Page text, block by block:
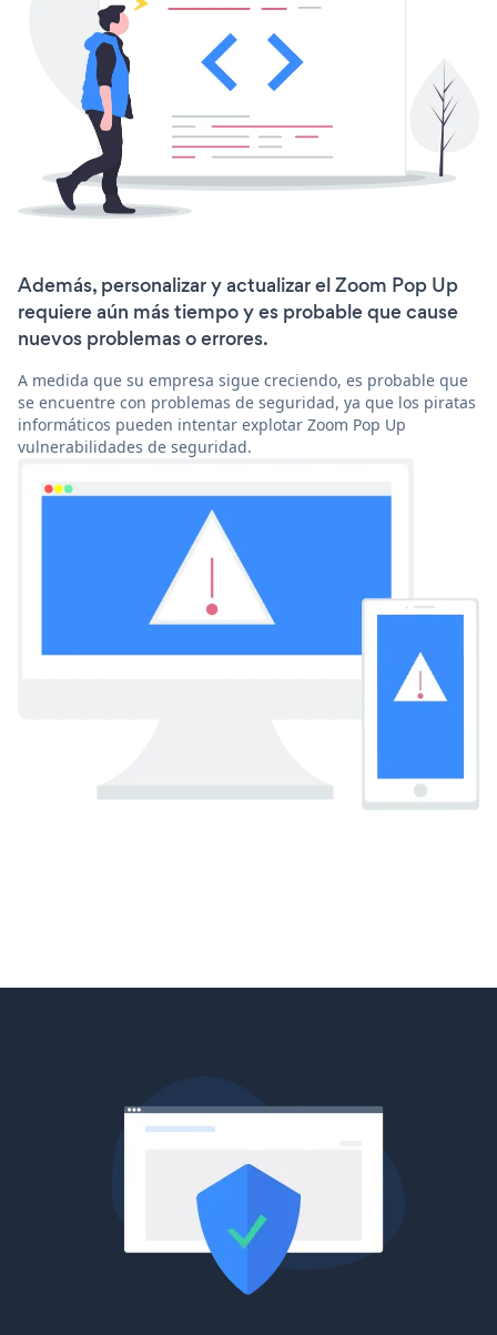
Además, personalizar y actualizar el Zoom Pop Up
requiere aún más tiempo y es probable que cause
nuevos problemas o errores.
A medida que su empresa sigue creciendo, es probable que
se encuentre con problemas de seguridad, ya que los piratas
informáticos pueden intentar explotar Zoom Pop Up
vulnerabilidades de seguridad.